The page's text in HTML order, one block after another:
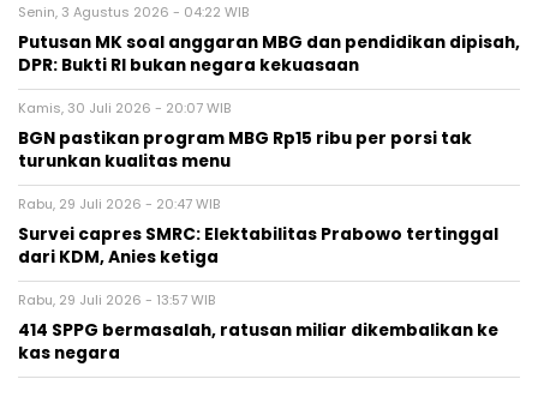
Senin, 3 Agustus 2026 - 04:22 WIB
Putusan MK soal anggaran MBG dan pendidikan dipisah,
DPR: Bukti RI bukan negara kekuasaan
Kamis, 30 Juli 2026 - 20:07 WIB
BGN pastikan program MBG Rp15 ribu per porsi tak
turunkan kualitas menu
Rabu, 29 Juli 2026 - 20:47 WIB
Survei capres SMRC: Elektabilitas Prabowo tertinggal
dari KDM, Anies ketiga
Rabu, 29 Juli 2026 - 13:57 WIB
414 SPPG bermasalah, ratusan miliar dikembalikan ke
kas negara